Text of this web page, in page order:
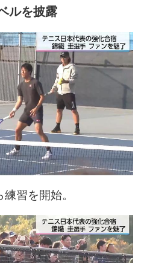
ルを披露
習を開始。